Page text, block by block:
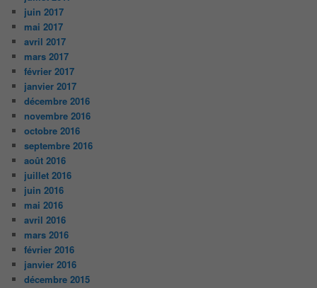
juin 2017
mai 2017
avril 2017
mars 2017
février 2017
janvier 2017
décembre 2016
novembre 2016
octobre 2016
septembre 2016
août 2016
juillet 2016
juin 2016
mai 2016
avril 2016
mars 2016
février 2016
janvier 2016
décembre 2015